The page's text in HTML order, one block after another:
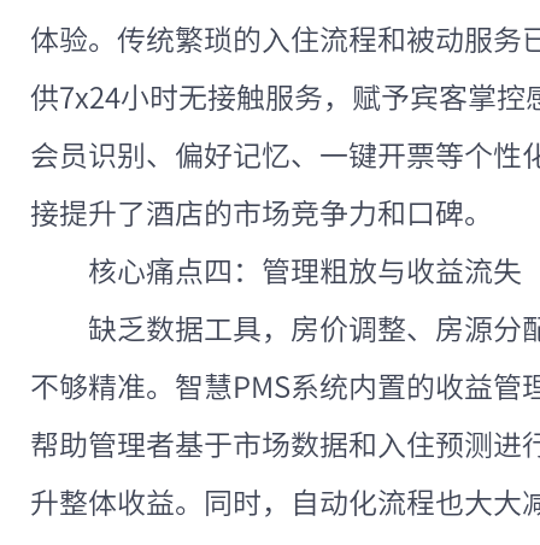
体验。传统繁琐的入住流程和被动服务
供7x24小时无接触服务，赋予宾客掌控
会员识别、偏好记忆、一键开票等个性
接提升了酒店的市场竞争力和口碑。
核心痛点四：管理粗放与收益流失
缺乏数据工具，房价调整、房源分
不够精准。智慧PMS系统内置的收益管
帮助管理者基于市场数据和入住预测进
升整体收益。同时，自动化流程也大大